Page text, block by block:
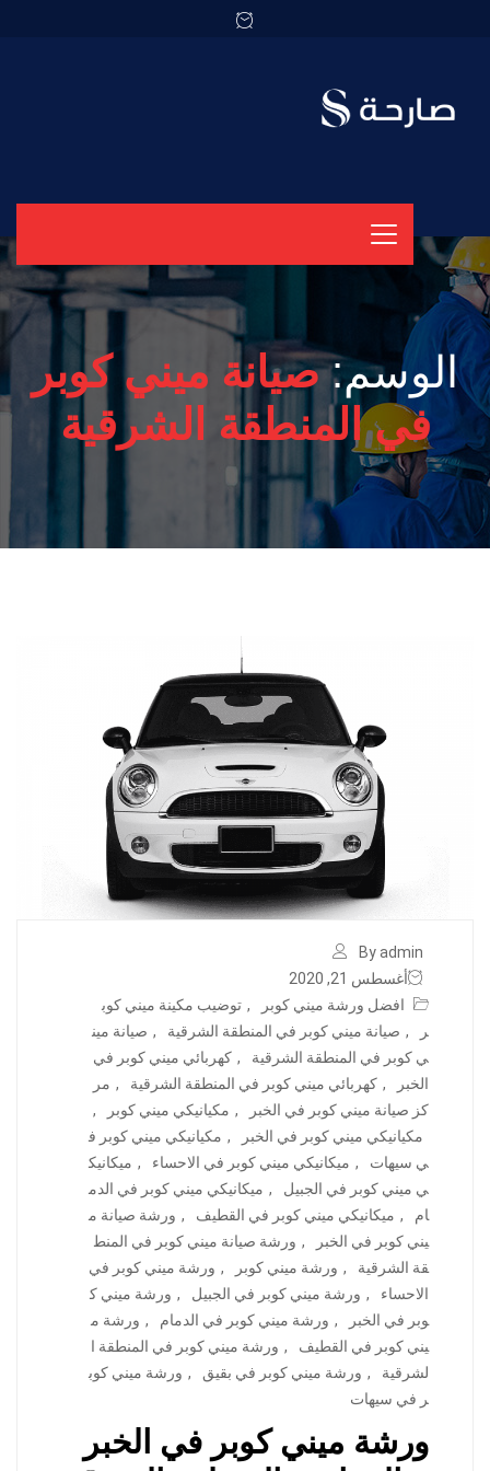
الوسم:صيانة ميني كوبر
في المنطقة الشرقية
By admin
أغسطس 21, 2020
افضل ورشة ميني كوبر
, توضيب مكينة ميني كوب
ر
, صيانة ميني كوبر في المنطقة الشرقية , صيانة مين
ي كوبر في المنطقة الشرقية
, كهربائي ميني كوبر في
الخبر
, كهربائي ميني كوبر في المنطقة الشرقية , مر
كز صيانة ميني كوبر في الخبر
, مكيانيكي ميني كوبر
,
مكيانيكي ميني كوبر في الخبر
, مكيانيكي ميني كوبر ف
ي سيهات
, ميكانيكي ميني كوبر في الاحساء , ميكانيك
ي ميني كوبر في الجبيل
, ميكانيكي ميني كوبر في الدم
ام
, ميكانيكي ميني كوبر في القطيف , ورشة صيانة م
يني كوبر في الخبر
, ورشة صيانة ميني كوبر في المنط
قة الشرقية
, ورشة ميني كوبر , ورشة ميني كوبر في
الاحساء
, ورشة ميني كوبر في الجبيل , ورشة ميني ك
وبر في الخبر
, ورشة ميني كوبر في الدمام , ورشة م
يني كوبر في القطيف
, ورشة ميني كوبر في المنطقة ا
لشرقية
, ورشة ميني كوبر في بقيق , ورشة ميني كوب
ر في سيهات
ورشة ميني كوبر في الخبر